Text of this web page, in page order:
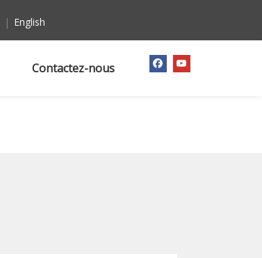
| English
Contactez-nous